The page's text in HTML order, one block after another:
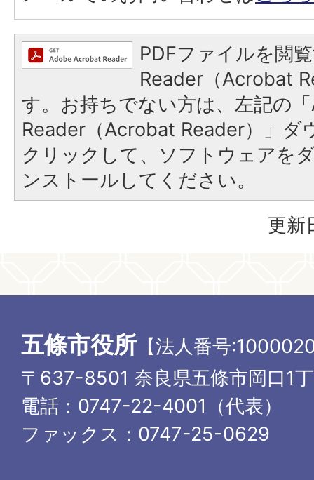
PDFファイルを閲
Reader（Acrobat
す。お持ちでない方は、左記の
Reader（Acrobat Reader）」ダ
クリックして、ソフトウェアを
ンストールしてください。
更新
五條市役所 【法人番号
〒637-8501 奈良県五條市岡口1
電話：0747-22-4001（代表）
ファックス：0747-25-0629